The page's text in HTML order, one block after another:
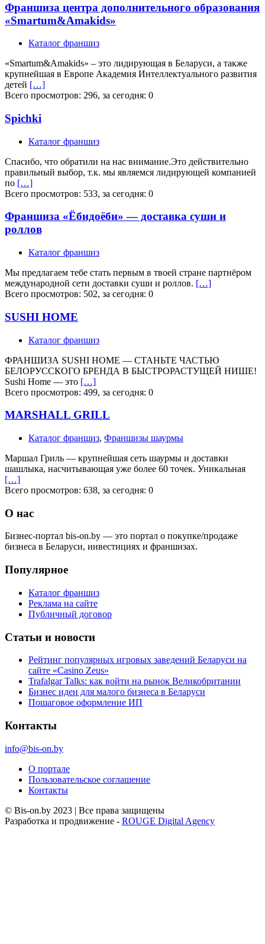
Франшиза центра дополнительного образования
«Smartum&Amakids»
Каталог франшиз
«Smartum&Amakids» – это лидирующая в Беларуси, а также
крупнейшая в Европе Академия Интеллектуального развития
детей […]
Всего просмотров: 296, за сегодня: 0
Spichki
Каталог франшиз
Спасибо, что обратили на нас внимание.Это действительно
правильный выбор, т.к. мы являемся лидирующей компанией
по […]
Всего просмотров: 533, за сегодня: 0
Франшиза «Ёбидоёби» — доставка суши и
роллов
Каталог франшиз
Мы предлагаем тебе стать первым в твоей стране партнёром
международной сети доставки суши и роллов. […]
Всего просмотров: 502, за сегодня: 0
SUSHI HOME
Каталог франшиз
ФРАНШИЗА SUSHI HOME — СТАНЬТЕ ЧАСТЬЮ
БЕЛОРУССКОГО БРЕНДА В БЫСТРОРАСТУЩЕЙ НИШЕ!
Sushi Home — это […]
Всего просмотров: 499, за сегодня: 0
MARSHALL GRILL
Каталог франшиз, Франшизы шаурмы
Маршал Гриль — крупнейшая сеть шаурмы и доставки
шашлыка, насчитывающая уже более 60 точек. Уникальная
[…]
Всего просмотров: 638, за сегодня: 0
О нас
Бизнес-портал bis-on.by — это портал о покупке/продаже
бизнеса в Беларуси, инвестициях и франшизах.
Популярное
Каталог франшиз
Реклама на сайте
Публичный договор
Статьи и новости
Рейтинг популярных игровых заведений Беларуси на
сайте «Casino Zeus»
Trafalgar Talks: как войти на рынок Великобритании
Бизнес идеи для малого бизнеса в Беларуси
Пошаговое оформление ИП
Контакты
info@bis-on.by
О портале
Пользовательское соглашение
Контакты
© Bis-on.by 2023 | Все права защищены
Разработка и продвижение - ROUGE Digital Agency